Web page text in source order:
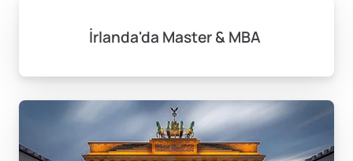
İrlanda'da Master & MBA